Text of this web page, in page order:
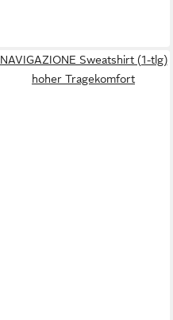
NAVIGAZIONE Sweatshirt (1-tlg)
hoher Tragekomfort